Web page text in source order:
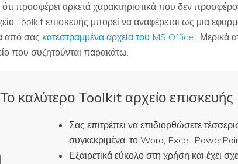
προσφέρει αρκετά χαρακτηριστικά που δεν
Toolkit επισκευής μπορεί να αναφέρεται ως μια
από σας κατεστραμμένα αρχεία του MS Office . Μερικά
που συζητούνται παρακάτω.
Το καλύτερο Toolkit αρχείο επισκευής
Σας επιτρέπει να επιδιορθώσετε
συγκεκριμένα, το Word, Excel,
Εξαιρετικά εύκολο στη χρήση και έχει